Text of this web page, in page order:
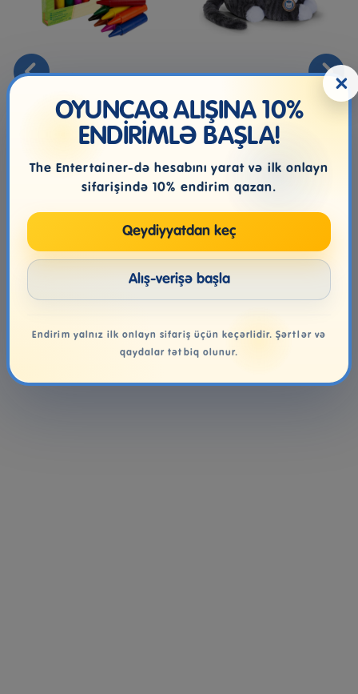
Mum Tabaşir Crayola, 8
BABY BORN MY CAT
×
OYUNCAQ ALIŞINA 10%
ENDİRİMLƏ BAŞLA!
The Entertainer-də hesabını yarat və ilk onlayn
sifarişində 10% endirim qazan.
Qeydiyyatdan keç
Alış-verişə başla
Endirim yalnız ilk onlayn sifariş üçün keçərlidir. Şərtlər və
qaydalar tətbiq olunur.